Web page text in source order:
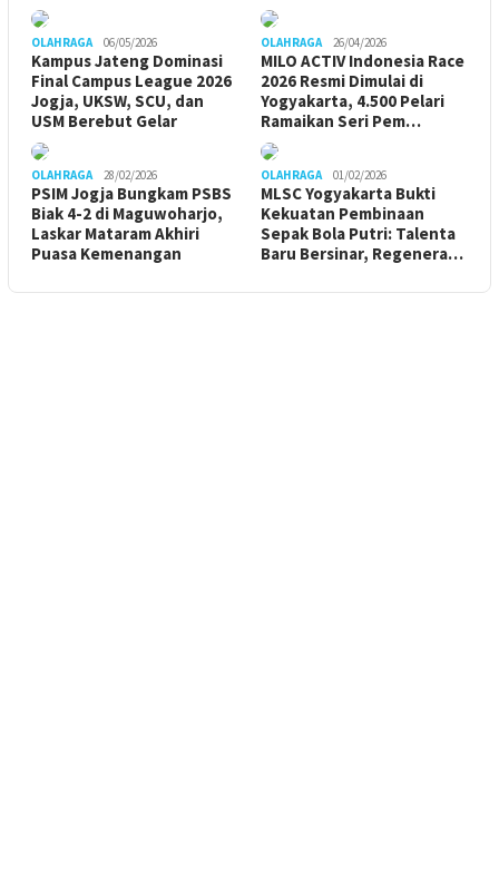
OLAHRAGA 06/05/2026
Kampus Jateng Dominasi
Final Campus League 2026
Jogja, UKSW, SCU, dan
USM Berebut Gelar
OLAHRAGA 26/04/2026
MILO ACTIV Indonesia Race
2026 Resmi Dimulai di
Yogyakarta, 4.500 Pelari
Ramaikan Seri Pem…
OLAHRAGA 28/02/2026
PSIM Jogja Bungkam PSBS
Biak 4-2 di Maguwoharjo,
Laskar Mataram Akhiri
Puasa Kemenangan
OLAHRAGA 01/02/2026
MLSC Yogyakarta Bukti
Kekuatan Pembinaan
Sepak Bola Putri: Talenta
Baru Bersinar, Regenera…